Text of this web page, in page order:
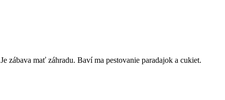
zábava mať záhradu. Baví ma pestovanie paradajok a cukiet.